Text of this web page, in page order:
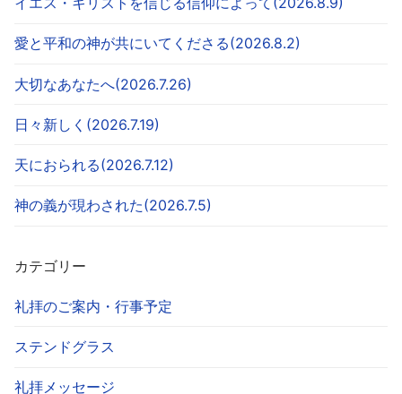
愛と平和の神が共にいてくださる(2026.8.2)
大切なあなたへ(2026.7.26)
日々新しく(2026.7.19)
天におられる(2026.7.12)
神の義が現わされた(2026.7.5)
カテゴリー
礼拝のご案内・行事予定
ステンドグラス
礼拝メッセージ